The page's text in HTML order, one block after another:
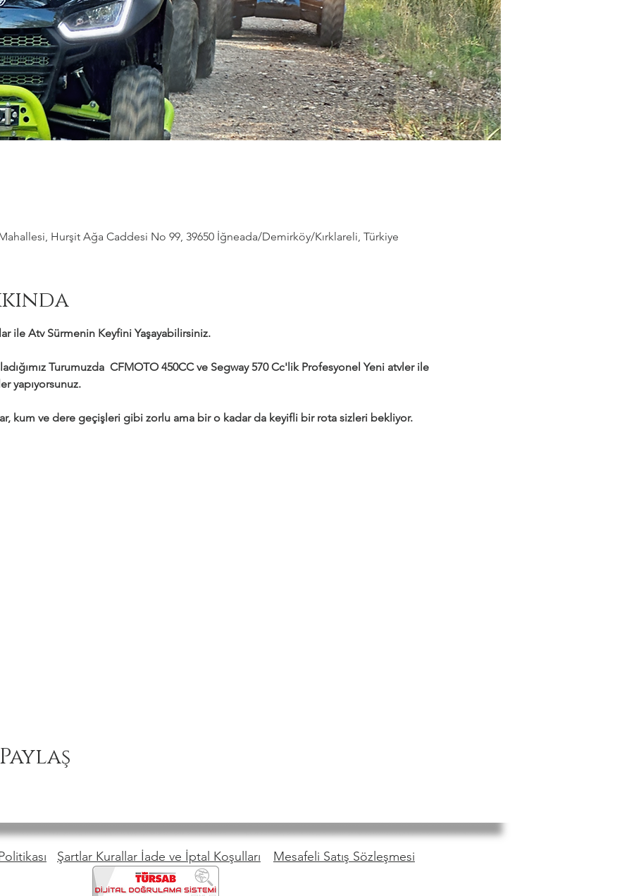
Hurşit Ağa Caddesi No 99, 39650 İğneada/Demirköy/Kırklareli, Türkiye
ile Atv Sürmenin Keyfini Yaşayabilirsiniz.
Turumuzda  CFMOTO 450CC ve Segway 570 Cc'lik Profesyonel Yeni atvler ile
yapıyorsunuz.
kum ve dere geçişleri gibi zorlu ama bir o kadar da keyifli bir rota sizleri bekliyor.
Şartlar Kurallar İade ve İptal Koşulları Mesafeli Satış Sözleşmesi